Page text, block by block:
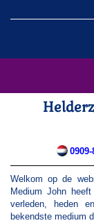
0909-
Welkom op de
Medium John
verleden, heden
bekendste medium